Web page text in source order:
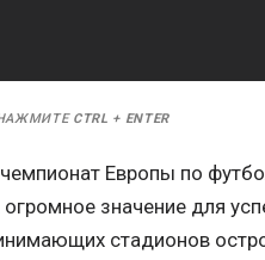
CTRL + ENTER
Европы по
значение для
стадионов